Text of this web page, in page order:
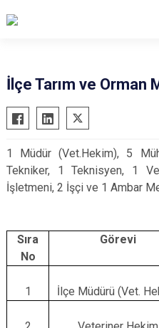
Alucra
Bulancak
Çamoluk
Çanakçı
Espiye
Eynesil
İlçe Tarım ve Orman
1 Müdür (Vet.Hekim), 5
Tekniker, 1 Teknisyen, 1
İşletmeni, 2 İşçi ve 1 Ambar
Sıra
No
Görevi
1 İlçe Müdürü (Vet.